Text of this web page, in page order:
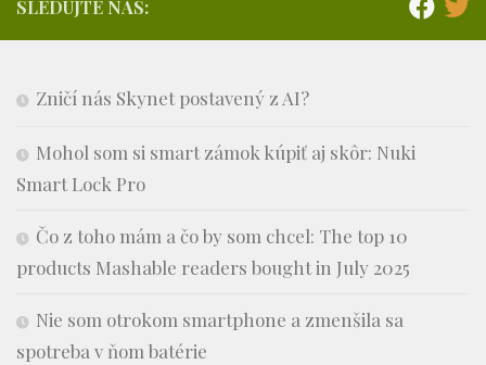
SLEDUJTE NÁS:
Zničí nás Skynet postavený z AI?
Mohol som si smart zámok kúpiť aj skôr: Nuki
Smart Lock Pro
Čo z toho mám a čo by som chcel: The top 10
products Mashable readers bought in July 2025
Nie som otrokom smartphone a zmenšila sa
spotreba v ňom batérie